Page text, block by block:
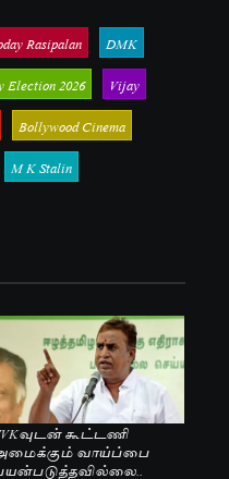
Rasipalan
DMK
Election 2026
Vijay
Bollywood Cinema
M K Stalin
கூட்டணி
வாய்ப்பை